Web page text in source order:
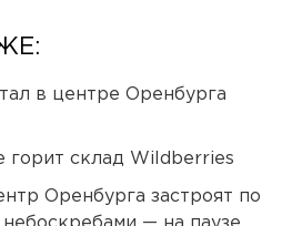
в центре Оренбурга
горит склад Wildberries
Оренбурга застроят по